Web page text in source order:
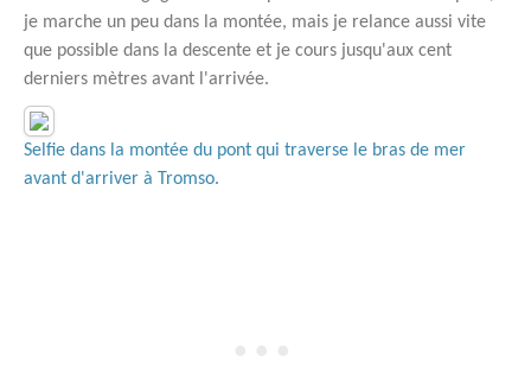
je marche un peu dans la montée, mais je relance aussi vite
que possible dans la descente et je cours jusqu'aux cent
derniers mètres avant l'arrivée.
Selfie dans la montée du pont qui traverse le bras de mer
avant d'arriver à Tromso.